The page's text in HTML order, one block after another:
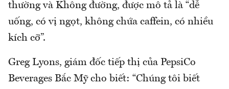
thường và Không đường, được mô tả là “dễ
uống, có vị ngọt, không chứa caffein, có nhiều
kích cỡ”.
Greg Lyons, giám đốc tiếp thị của PepsiCo
Beverages Bắc Mỹ cho biết: “Chúng tôi biết